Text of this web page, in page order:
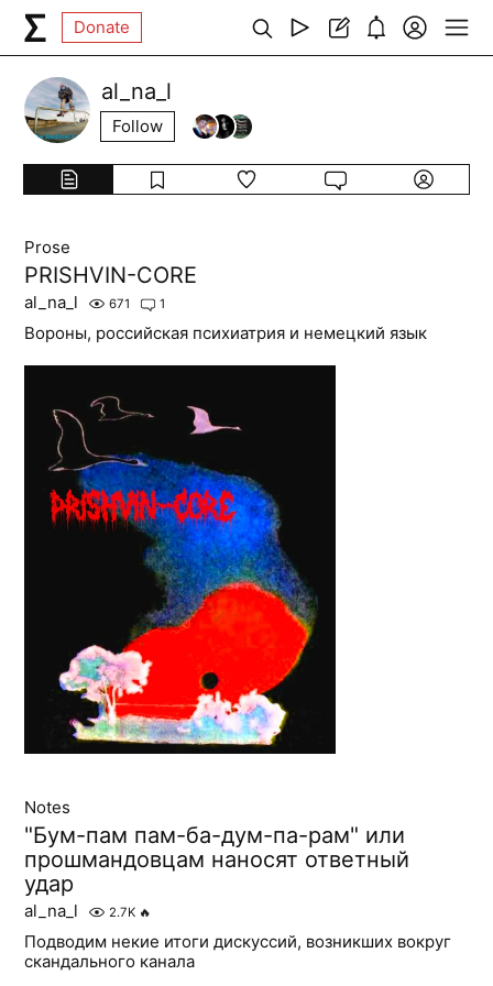
Donate
al_na_l
Follow
Prose
PRISHVIN-CORE
al_na_l 671 1
Вороны, российская психиатрия и немецкий язык
Notes
"Бум-пам пам-ба-дум-па-рам" или
прошмандовцам наносят ответный
удар
al_na_l 2.7K 🔥
Подводим некие итоги дискуссий, возникших вокруг
скандального канала